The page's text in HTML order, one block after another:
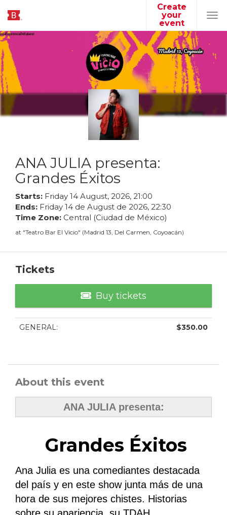
Create
your
event
ANA JULIA presenta:
Grandes Éxitos
Starts: Friday 14 August, 2026, 21:00
Ends: Friday 14 de August de 2026, 22:30
Time Zone: Central (Ciudad de México)
at "Teatro Bar El Vicio" (Madrid 13, Del Carmen, Coyoacán)
Tickets
Buy tickets
GENERAL: $350.00
About this event
ANA JULIA presenta:
Grandes Éxitos
Ana Julia es una comediantes destacada
del país y en este show junta más de una
hora de sus mejores chistes. Historias